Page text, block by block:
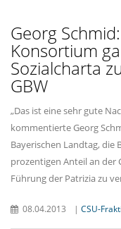
Georg
Konsortium
Sozialcharta
GBW
Das ist eine sehr gute
kommentierte Georg
Bayerischen Landtag, die
prozentigen Anteil an der
Führung der Patrizia zu
08.04.2013 | CSU-